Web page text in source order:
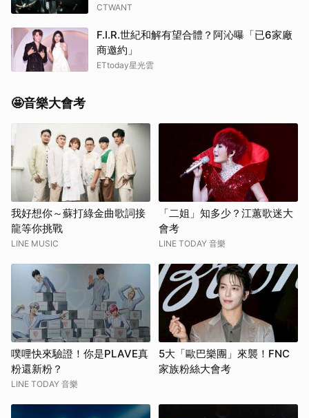
CTWANT
F.I.R.世紀和解有望合體？阿沁曝「已6家廠
商邀約」
ETtoday星光雲
🤩音樂大會考
我好想你～蘇打綠金曲歌詞接
龍等你挑戰
LINE MUSIC
「二姐」知多少？江蕙歌迷大
會考
LINE TODAY 音樂
噗哩快來驗證！你是PLAVE真
粉還新粉？
LINE TODAY 音樂
5大「歐巴樂團」來襲！FNC
家族粉絲大會考